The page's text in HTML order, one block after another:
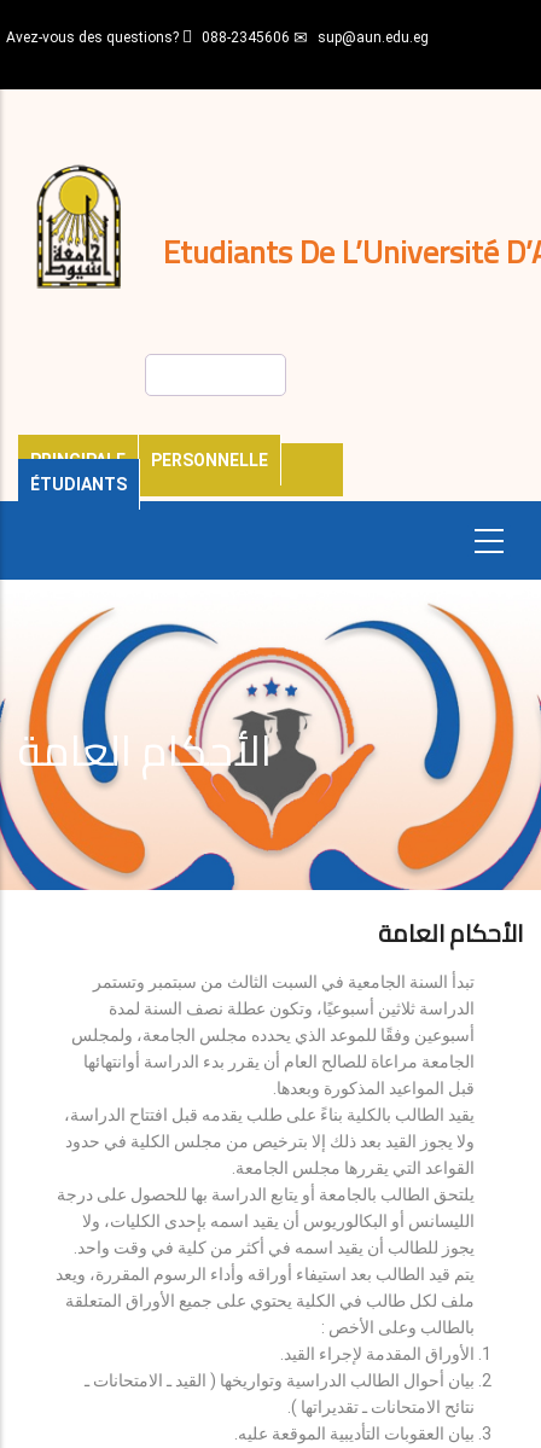
au
principal
Avez-vous des questions? 088-2345606 sup@aun.edu.eg
Etudiants De L’Université
PRINCIPALE
PERSONNELLE
ÉTUDIANTS
décisions
Expatriés
Journal
الأحكام العامة
الأحكام العامة
تبدأ السنة الجامعية في السبت الثالث من سبتمبر وتستمر
الدراسة ثلاثين أسبوعيًا، وتكون عطلة نصف السنة لمدة
أسبوعين وفقًا للموعد الذي يحدده مجلس الجامعة، ولمجلس
الجامعة مراعاة للصالح العام أن يقرر بدء الدراسة أوانتهائها
قبل المواعيد المذكورة وبعدها.
يقيد الطالب بالكلية بناءً على طلب يقدمه قبل افتتاح الدراسة،
ولا يجوز القيد بعد ذلك إلا بترخيص من مجلس الكلية في حدود
القواعد التي يقررها مجلس الجامعة.
يلتحق الطالب بالجامعة أو يتابع الدراسة بها للحصول على درجة
الليسانس أو البكالوريوس أن يقيد اسمه بإحدى الكليات، ولا
يجوز للطالب أن يقيد اسمه في أكثر من كلية في وقت واحد.
يتم قيد الطالب بعد استيفاء أوراقه وأداء الرسوم المقررة، ويعد
ملف لكل طالب في الكلية يحتوي على جميع الأوراق المتعلقة
بالطالب وعلى الأخص :
الأوراق المقدمة لإجراء القيد.
بيان أحوال الطالب الدراسية وتواريخها ( القيد ـ الامتحانات ـ
نتائح الامتحانات ـ تقديراتها ).
بيان العقوبات التأديبية الموقعة عليه.